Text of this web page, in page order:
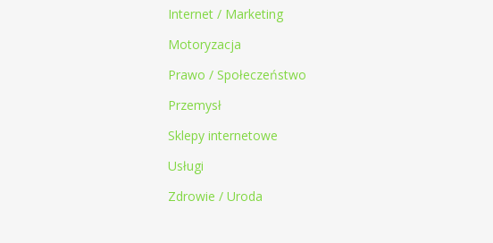
Internet / Marketing
Motoryzacja
Prawo / Społeczeństwo
Przemysł
Sklepy internetowe
Usługi
Zdrowie / Uroda